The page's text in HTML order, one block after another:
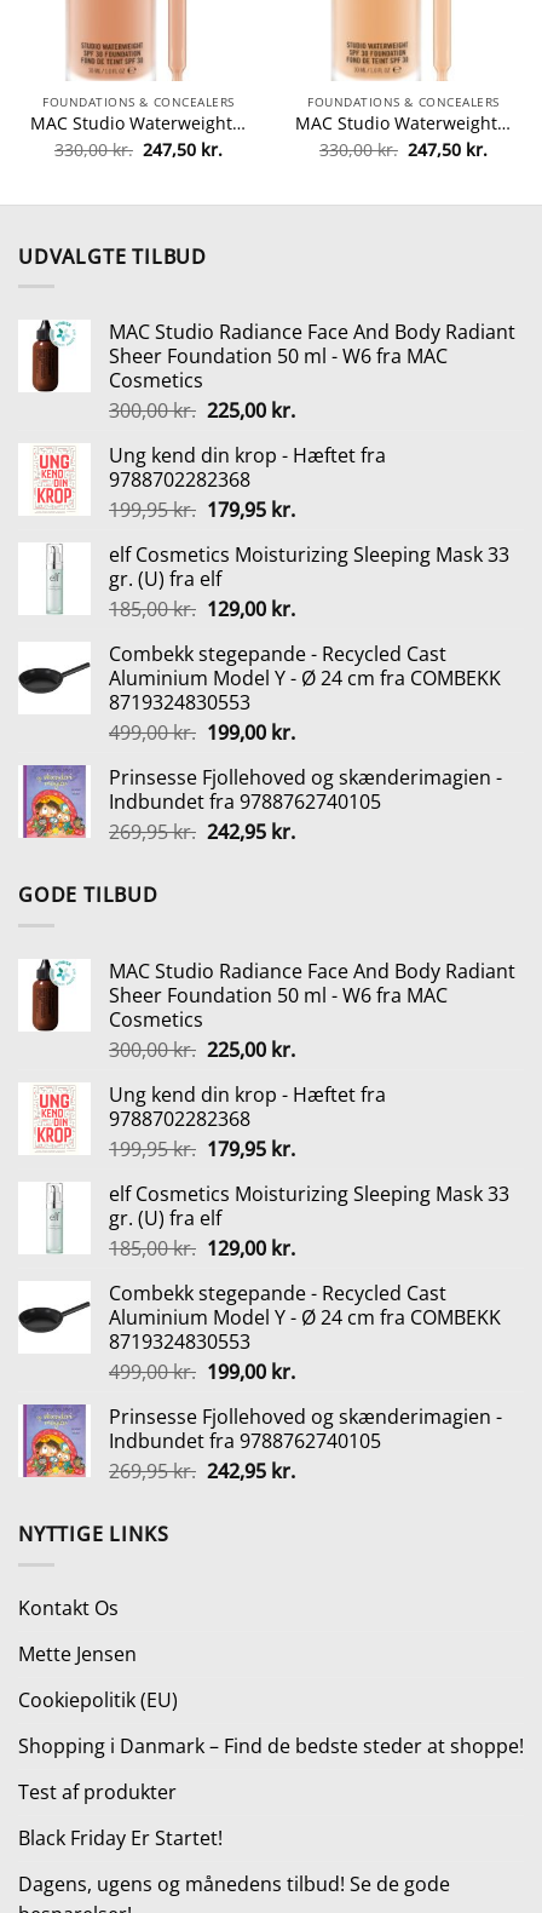
FOUNDATIONS & CONCEALERS
MAC Studio Waterweight SPF 30 Foundation 30 ml – NW35 fra MAC Cosmetics
330,00kr. Den
oprindelige
330,00 kr..
247,50 kr.Den
247,50 kr..
FOUNDATIONS & CONCEALERS
MAC Studio Waterweight SPF 30 Foundation 30 ml – NC42 fra MAC Cosmetics
330,00kr. Den
oprindelige
330,00 kr..
247,50 kr.Den
kr..
UDVALGTE TILBUD
MAC Studio Radiance Face And Body Radiant
Sheer Foundation 50 ml - W6 fra MAC
Cosmetics
300,00kr. Den
pris
var:
300,00 kr..
225,00 kr.Den
pris
225,00 kr..
Ung kend din krop - Hæftet fra
9788702282368
199,95kr. Den
pris
var:
199,95 kr..
179,95 kr.Den
pris
179,95 kr..
elf Cosmetics Moisturizing Sleeping Mask 33
gr. (U) fra elf
185,00kr. Den
pris
var:
185,00 kr..
129,00 kr.Den
pris
er:
Combekk stegepande - Recycled Cast
Aluminium Model Y - Ø 24 cm fra COMBEKK
8719324830553
499,00kr. Den
pris
var:
499,00 kr..
199,00 kr.Den
pris
er:
199,00 kr..
Prinsesse Fjollehoved og skænderimagien -
Indbundet fra 9788762740105
269,95kr. Den
242,95 kr.Den
GODE TILBUD
MAC Studio Radiance Face And Body Radiant
Sheer Foundation 50 ml - W6 fra MAC
Cosmetics
300,00kr. Den
pris
var:
300,00 kr..
225,00 kr.Den
pris
225,00 kr..
Ung kend din krop - Hæftet fra
9788702282368
199,95kr. Den
pris
var:
199,95 kr..
179,95 kr.Den
pris
179,95 kr..
elf Cosmetics Moisturizing Sleeping Mask 33
gr. (U) fra elf
185,00kr. Den
pris
var:
185,00 kr..
129,00 kr.Den
pris
er:
Combekk stegepande - Recycled Cast
Aluminium Model Y - Ø 24 cm fra COMBEKK
8719324830553
499,00kr. Den
pris
var:
499,00 kr..
199,00 kr.Den
pris
er:
199,00 kr..
Prinsesse Fjollehoved og skænderimagien -
Indbundet fra 9788762740105
269,95kr. Den
242,95 kr.Den
NYTTIGE LINKS
Kontakt Os
Mette Jensen
Cookiepolitik (EU)
Shopping i Danmark – Find de bedste steder at shoppe!
Test af produkter
Black Friday Er Startet!
Dagens, ugens og månedens tilbud! Se de gode